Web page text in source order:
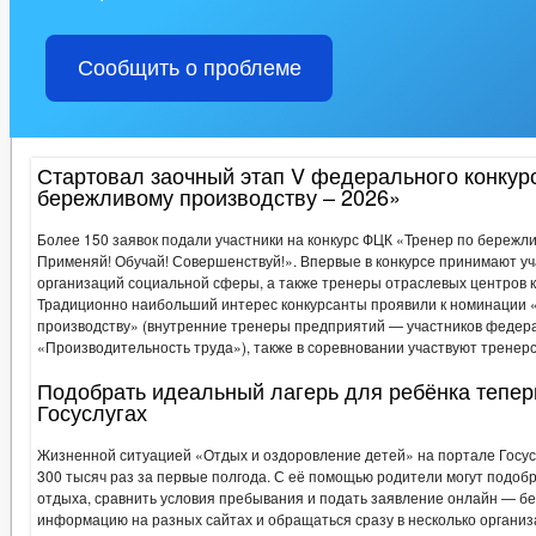
ФИНАНСОВО-ЭКОНОМИЧЕСКОЕ СОСТОЯНИЕ СУБЪЕКТОВ
РЕЕСТР МУНИЦИПАЛЬНОГО ИМУЩЕСТВА
СОВЕТ ДЕПУТАТОВ
ДЕПУТАТЫ
ГРАФИК ПРИЁМА ГРАЖДАН
ПОЛНОМОЧИЯ, СТРУКТУРА, ЗАДАЧИ И ФУНКЦИИ
ПРОТИВОДЕЙСТВИЕ КОРРУПЦИИ
НПА
ИНЫЕ АКТЫ В СФЕРЕ
МЕТОДИЧЕСКИЕ МАТЕРИАЛЫ
ФОРМЫ ДОКУМЕНТОВ, СВЯЗАННЫХ
СВЕДЕНИЯ О ДОХОДАХ, РАСХОДАХ, ОБ ИМУЩЕСТВЕ И
КОМИССИЯ ПО СОБЛЮДЕНИЮ ТРЕБОВАНИЙ К СЛУЖЕБНОМУ
ОБРАТНАЯ СВЯЗЬ ДЛЯ СООБЩЕНИЙ О ФАКТАХ КОРРУПЦИИ
ПРАВОВЫЕ АКТЫ
УСТАВ РЕШЕНИЯ
ПРОЕКТЫ К
ПУБЛИЧНЫЕ СЛУШАНИЯ
ФЕДЕРАЛЬНЫЕ
БЮДЖЕТ
БЮДЖЕТ ПО ГОДАМ
ОТЧЕТ ОБ ИСПОЛНЕНИИ БЮДЖЕТА
_
Сообщить о проблеме
Стартовал заочный этап V федерального
бережливому производству – 2026»
Более 150 заявок подали участники на конкурс ФЦК «Тренер по
Применяй! Обучай! Совершенствуй!». Впервые в конкурсе принимают
организаций социальной сферы, а также тренеры отраслевых центров
Традиционно наибольший интерес конкурсанты проявили к номинации
производству» (внутренние тренеры предприятий — участников
«Производительность труда»), также в соревновании участвуют
Подобрать идеальный лагерь для ребёнка
Госуслугах
Жизненной ситуацией «Отдых и оздоровление детей» на портале
300 тысяч раз за первые полгода. С её помощью родители могут
отдыха, сравнить условия пребывания и подать заявление онлайн —
информацию на разных сайтах и обращаться сразу в несколько